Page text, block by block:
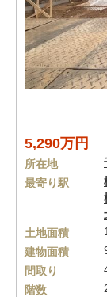
5,290万円
所在地
最寄り駅
土地面積
建物面積
間取り
階数